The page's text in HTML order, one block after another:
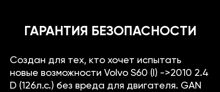
ГАРАНТИЯ БЕЗОПАСНОСТИ
Создан для тех, кто хочет испытать
новые возможности Volvo S60 (I) ->2010 2.4
D (126л.с.) без вреда для двигателя. GAN